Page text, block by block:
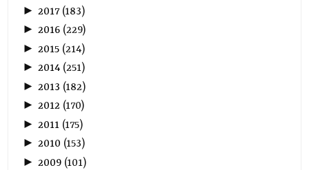
► 2017(183)
►2016 (229)
► 2015 (214)
►2014 (251)
► 2013 (182)
►2012 (170)
► 2011 (175)
►2010 (153)
► 2009 (101)